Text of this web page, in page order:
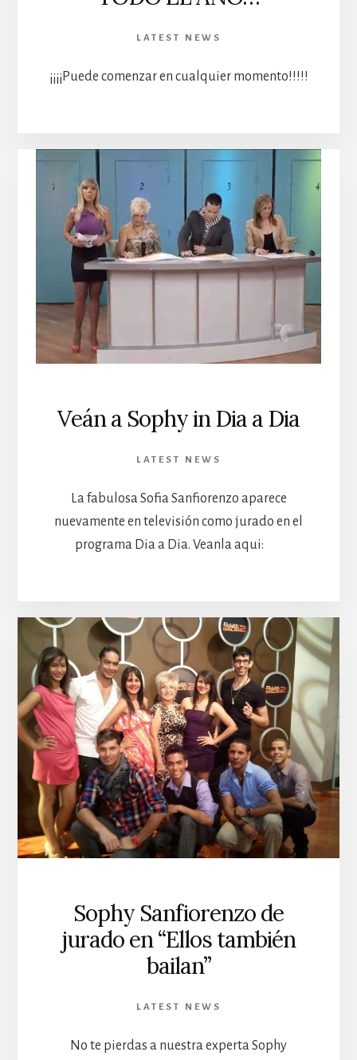
LATEST NEWS
¡¡¡¡Puede comenzar en cualquier momento!!!!!
Veán a Sophy in Dia a Dia
LATEST NEWS
La fabulosa Sofia Sanfiorenzo aparece
nuevamente en televisión como jurado en el
programa Dia a Dia. Veanla aqui:
Sophy Sanfiorenzo de
jurado en “Ellos también
bailan”
LATEST NEWS
No te pierdas a nuestra experta Sophy